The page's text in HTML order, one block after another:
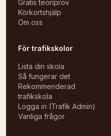
Gratis teoriprov
Körkortshjälp
Om oss
För trafikskolor
Lista din skola
Så fungerar det
Rekommenderad
trafikskola
Logga in (Trafik Admin)
Vanliga frågor